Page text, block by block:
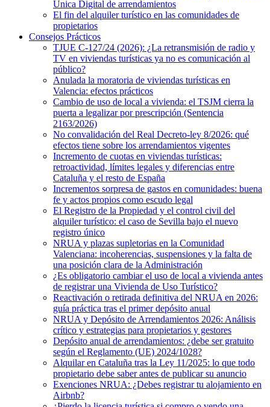
Única Digital de arrendamientos
El fin del alquiler turístico en las comunidades de
propietarios
Consejos Prácticos
TJUE C-127/24 (2026): ¿La retransmisión de radio y
TV en viviendas turísticas ya no es comunicación al
público?
Anulada la moratoria de viviendas turísticas en
Valencia: efectos prácticos
Cambio de uso de local a vivienda: el TSJM cierra la
puerta a legalizar por prescripción (Sentencia
2163/2026)
No convalidación del Real Decreto-ley 8/2026: qué
efectos tiene sobre los arrendamientos vigentes
Incremento de cuotas en viviendas turísticas:
retroactividad, límites legales y diferencias entre
Cataluña y el resto de España
Incrementos sorpresa de gastos en comunidades: buena
fe y actos propios como escudo legal
El Registro de la Propiedad y el control civil del
alquiler turístico: el caso de Sevilla bajo el nuevo
registro único
NRUA y plazas supletorias en la Comunidad
Valenciana: incoherencias, suspensiones y la falta de
una posición clara de la Administración
¿Es obligatorio cambiar el uso de local a vivienda antes
de registrar una Vivienda de Uso Turístico?
Reactivación o retirada definitiva del NRUA en 2026:
guía práctica tras el primer depósito anual
NRUA y Depósito de Arrendamientos 2026: Análisis
crítico y estrategias para propietarios y gestores
Depósito anual de arrendamientos: ¿debe ser gratuito
según el Reglamento (UE) 2024/1028?
Alquilar en Cataluña tras la Ley 11/2025: lo que todo
propietario debe saber antes de publicar su anuncio
Exenciones NRUA: ¿Debes registrar tu alojamiento en
Airbnb?